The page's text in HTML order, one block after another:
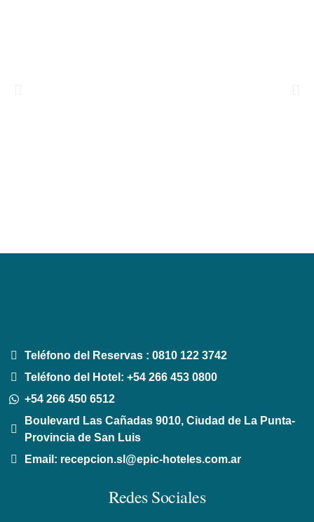
Teléfono del Reservas : 0810 122 3742
Teléfono del Hotel: +54 266 453 0800
+54 266 450 6512
Boulevard Las Cañadas 9010, Ciudad de La Punta-
Provincia de San Luis
Email: recepcion.sl@epic-hoteles.com.ar
Redes Sociales